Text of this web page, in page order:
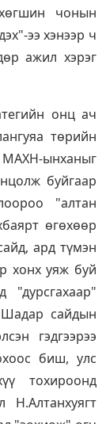
чонын
ээ хэнээр ч
ажил хэрэг
онц ач
төрийн
ынханыг
буйгаар
"алтан
өгөхөөр
ард түмэн
хонх уяж буй
сайдын
гэдгээрээ
биш, улс
тохироонд